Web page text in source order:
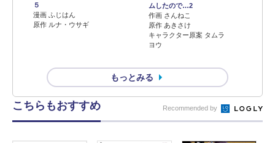
５
漫画 ふじはん
原作 ルナ・ウサギ
ムしたので…2
作画 さんねこ
原作 あきさけ
キャラクター原案 タムラ
ヨウ
もっとみる
こちらもおすすめ Recommended by